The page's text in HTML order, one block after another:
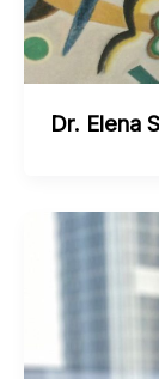
Dr. Elena